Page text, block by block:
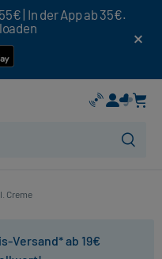
| In der App ab 35€.
Creme
Versand* ab 19€